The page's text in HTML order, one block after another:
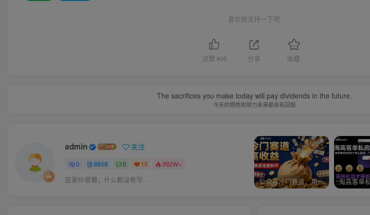
喜欢就支持一下吧
点赞406 分享 收藏
The sacrifices you make today will pay dividends in the future.
今天的牺牲和努力未来都会有回报
admin 关注
0 8858 0 15 392W+
这家伙很懒，什么都没有写... 公众号冷门赛道，用AI做情感漫画，7天开通流量主，操作简单，小白可玩